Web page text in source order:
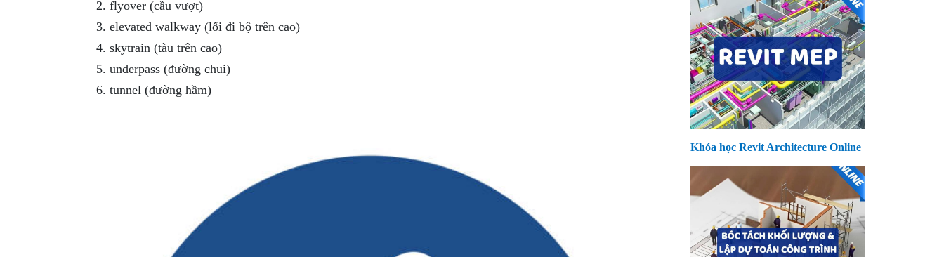
flyover (cầu vượt)
elevated walkway (lối đi bộ trên cao)
skytrain (tàu trên cao)
underpass (đường chui)
tunnel (đường hầm)
Khóa học Revit Architecture Online